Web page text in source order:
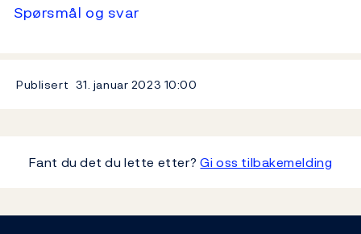
Spørsmål og svar
Publisert 31. januar 2023 10:00
Fant du det du lette etter?Gi oss tilbakemelding